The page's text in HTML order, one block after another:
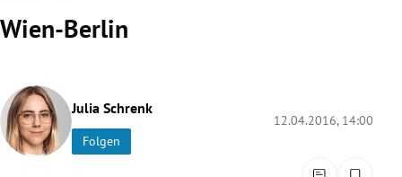
Untermenü
Wien-Berlin
Julia Schrenk
Folgen
12.04.2016, 14:00